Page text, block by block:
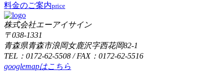
料金のご案内price
株式会社エーアイサイン
〒038-1331
青森県青森市浪岡女鹿沢字西花岡82-1
TEL：0172-62-5508 / FAX：0172-62-5516
googlemapはこちら